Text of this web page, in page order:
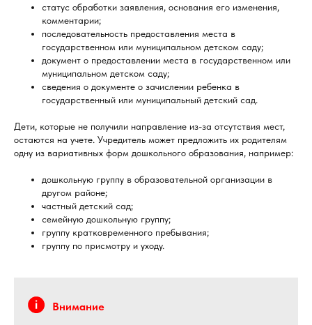
статус обработки заявления, основания его изменения,
комментарии;
последовательность предоставления места в
государственном или муниципальном детском саду;
документ о предоставлении места в государственном или
муниципальном детском саду;
сведения о документе о зачислении ребенка в
государственный или муниципальный детский сад.
Дети, которые не получили направление из-за отсутствия мест,
остаются на учете. Учредитель может предложить их родителям
одну из вариативных форм дошкольного образования, например:
дошкольную группу в образовательной организации в
другом районе;
частный детский сад;
семейную дошкольную группу;
группу кратковременного пребывания;
группу по присмотру и уходу.
Внимание